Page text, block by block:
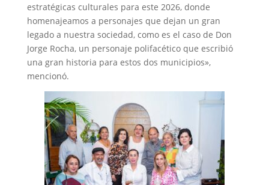
estratégicas culturales para este 2026, donde
homenajeamos a personajes que dejan un gran
legado a nuestra sociedad, como es el caso de Don
Jorge Rocha, un personaje polifacético que escribió
una gran historia para estos dos municipios»,
mencionó.